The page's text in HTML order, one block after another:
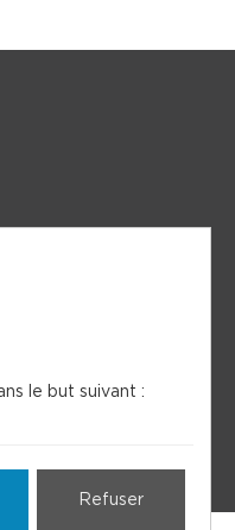
le but suivant :
Refuser